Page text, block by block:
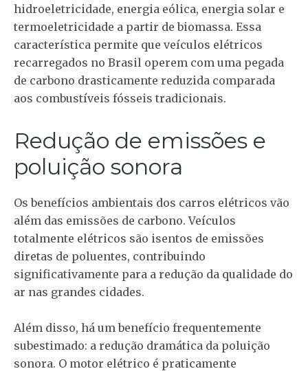
hidroeletricidade, energia eólica, energia solar e
termoeletricidade a partir de biomassa. Essa
característica permite que veículos elétricos
recarregados no Brasil operem com uma pegada
de carbono drasticamente reduzida comparada
aos combustíveis fósseis tradicionais.
Redução de emissões e
poluição sonora
Os benefícios ambientais dos carros elétricos vão
além das emissões de carbono. Veículos
totalmente elétricos são isentos de emissões
diretas de poluentes, contribuindo
significativamente para a redução da qualidade do
ar nas grandes cidades.
Além disso, há um benefício frequentemente
subestimado: a redução dramática da poluição
sonora. O motor elétrico é praticamente